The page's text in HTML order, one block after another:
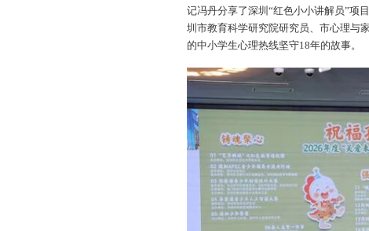
记冯丹分享了深圳“红色小小讲解员”
圳市教育科学研究院研究员、市心理与
的中小学生心理热线坚守18年的故事。